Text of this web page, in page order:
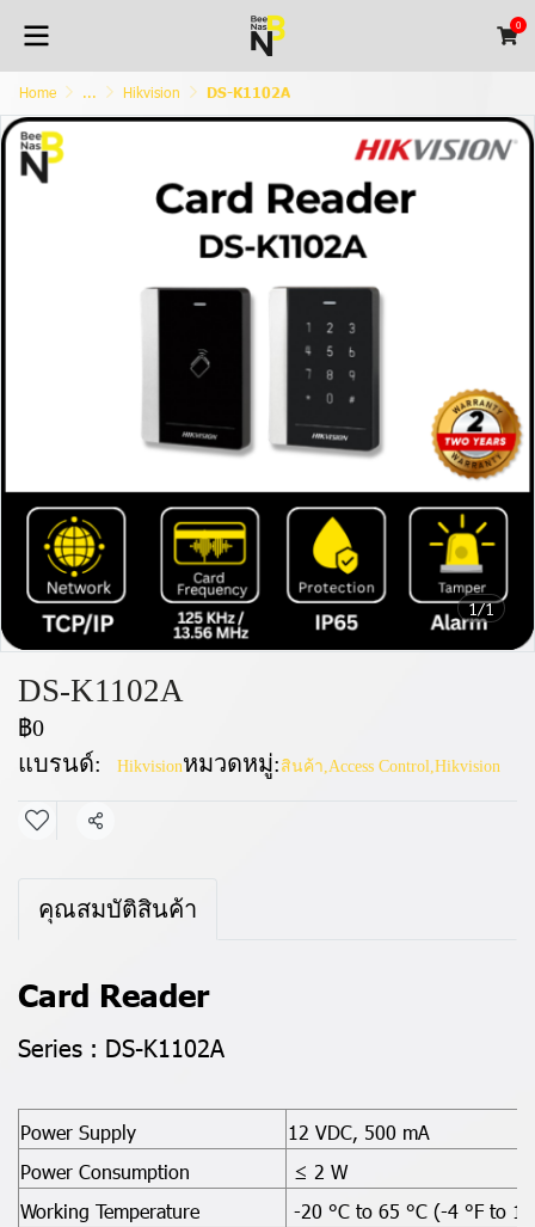
0
Home ... Hikvision DS-K1102A
1/1
DS-K1102A
฿0
แบรนด์:
Hikvisionหมวดหมู่: สินค้า,Access Control,Hikvision
แชร์
คุณสมบัติสินค้า
Card Reader
Series : DS-K1102A
Power Supply
12 VDC, 500 mA
Power Consumption
≤ 2 W
Working Temperature
-20 °C to 65 °C (-4 °F to